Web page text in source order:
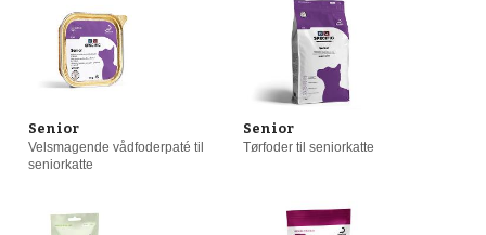
Senior
Velsmagende vådfoderpaté til
seniorkatte
Senior
Tørfoder til seniorkatte